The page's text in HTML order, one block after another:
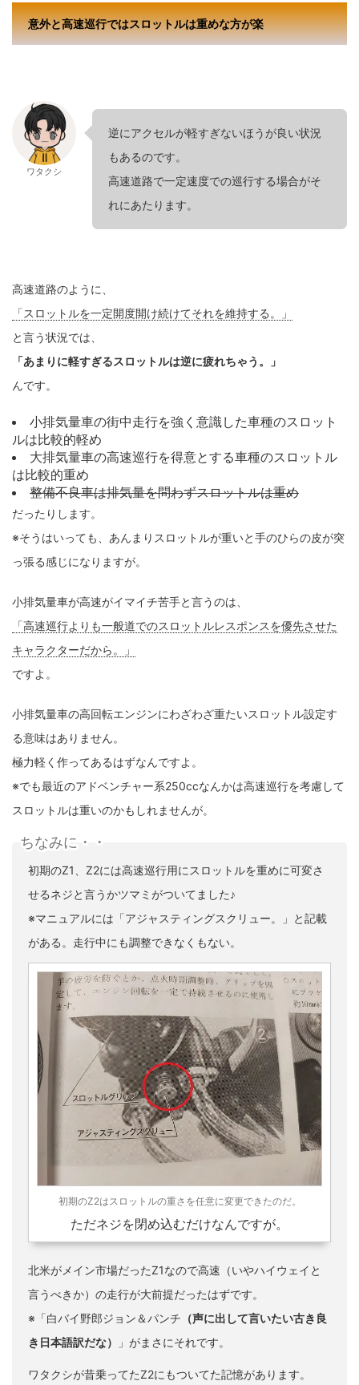
意外と高速巡行ではスロットルは重めな方が楽
ワタクシ
逆にアクセルが軽すぎないほうが良い状況
もあるのです。
高速道路で一定速度での巡行する場合がそ
れにあたります。
高速道路のように、
「スロットルを一定開度開け続けてそれを維持する。」
と言う状況では、
「あまりに軽すぎるスロットルは逆に疲れちゃう。」
んです。
小排気量車の街中走行を強く意識した車種のスロット
ルは比較的軽め
大排気量車の高速巡行を得意とする車種のスロットル
は比較的重め
整備不良車は排気量を問わずスロットルは重め
だったりします。
※そうはいっても、あんまりスロットルが重いと手のひらの皮が突
っ張る感じになりますが。
小排気量車が高速がイマイチ苦手と言うのは、
「高速巡行よりも一般道でのスロットルレスポンスを優先させた
キャラクターだから。」
ですよ。
小排気量車の高回転エンジンにわざわざ重たいスロットル設定す
る意味はありません。
極力軽く作ってあるはずなんですよ。
※でも最近のアドベンチャー系250ccなんかは高速巡行を考慮して
スロットルは重いのかもしれませんが。
ちなみに・・
初期のZ1、Z2には高速巡行用にスロットルを重めに可変さ
せるネジと言うかツマミがついてました♪
※マニュアルには「アジャスティングスクリュー。」と記載
がある。走行中にも調整できなくもない。
初期のZ2はスロットルの重さを任意に変更できたのだ。
ただネジを閉め込むだけなんですが。
北米がメイン市場だったZ1なので高速（いやハイウェイと
言うべきか）の走行が大前提だったはずです。
※「白バイ野郎ジョン＆パンチ （声に出して言いたい古き良
き日本語訳だな）
」がまさにそれです。
ワタクシが昔乗ってたZ2にもついてた記憶があります。